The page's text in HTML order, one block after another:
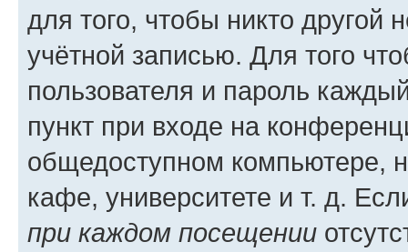
для того, чтобы никто другой
учётной записью. Для того
пользователя и пароль
пункт при входе на
общедоступном компьютере,
кафе, университете и т. д.
при каждом посещении